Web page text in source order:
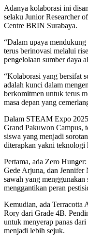
Adanya kolaborasi ini
selaku Junior Researcher
Centre BRIN Surabaya.
“Dalam upaya
terus berinovasi melalui
pengelolaan sumber daya
“Kolaborasi yang bersifat
adalah kunci dalam
berkomitmen untuk terus
masa depan yang
Dalam STEAM Expo
Grand Pakuwon Campus,
siswa yang menjadi
diterapkan yakni teknologi
Pertama, ada Zero
Gede Arjuna, dan Jennifer
sawah yang
menggantikan peran
Kemudian, ada Terracotta
Rory dari Grade 4B.
untuk menyerap panas
menjadi lebih sejuk.